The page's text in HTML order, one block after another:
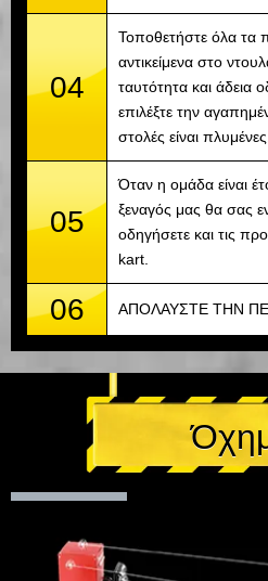
04
Τοποθετήστε όλα τα
αντικείμενα στο
ταυτότητα και άδεια
επιλέξτε την
στολές είναι
05
Όταν η ομάδα είναι
ξεναγός μας θα σας
οδηγήσετε και τις
kart.
06 ΑΠΟΛΑΥΣΤΕ ΤΗΝ